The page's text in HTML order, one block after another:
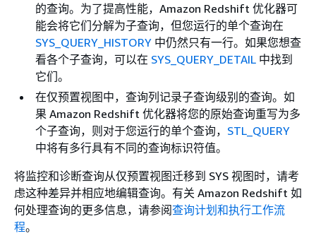
的查询。为了提高性能，Amazon Redshift 优化器可
能会将它们分解为子查询，但您运行的单个查询在
SYS_QUERY_HISTORY 中仍然只有一行。如果您想查
看各个子查询，可以在 SYS_QUERY_DETAIL 中找到
它们。
在仅预置视图中，查询列记录子查询级别的查询。如
果 Amazon Redshift 优化器将您的原始查询重写为多
个子查询，则对于您运行的单个查询， STL_QUERY
中将有多行具有不同的查询标识符值。
将监控和诊断查询从仅预置视图迁移到 SYS 视图时，请考
虑这种差异并相应地编辑查询。有关 Amazon Redshift 如
何处理查询的更多信息，请参阅查询计划和执行工作流
程。